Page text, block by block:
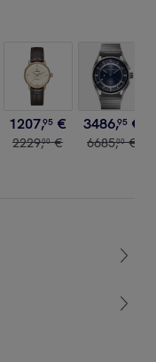
1207,95 €
2229,00 €
3486,95 €
6685,00 €